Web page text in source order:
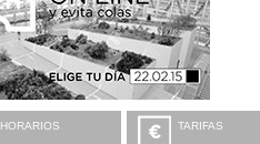
HORARIOS TARIFAS